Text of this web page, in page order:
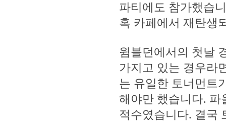
파티에도 참가했습
혹 카페에서 재탄생
윔블던에서의 첫날
가지고 있는 경우라
는 유일한 토너먼트
해야만 했습니다. 파
적수였습니다. 결국